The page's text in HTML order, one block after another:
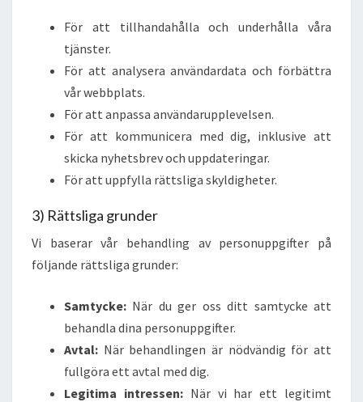
För att tillhandahålla och underhålla våra
tjänster.
För att analysera användardata och förbättra
vår webbplats.
För att anpassa användarupplevelsen.
För att kommunicera med dig, inklusive att
skicka nyhetsbrev och uppdateringar.
För att uppfylla rättsliga skyldigheter.
3) Rättsliga grunder
Vi baserar vår behandling av personuppgifter på
följande rättsliga grunder:
Samtycke: När du ger oss ditt samtycke att
behandla dina personuppgifter.
Avtal: När behandlingen är nödvändig för att
fullgöra ett avtal med dig.
Legitima intressen:När vi har ett legitimt